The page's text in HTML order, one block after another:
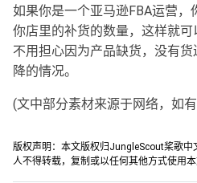
如果你是一个亚马逊FBA运营
你店里的补货的数量，这样就
不用担心因为产品缺货，没有
降的情况。
(文中部分素材来源于网络，如
版权声明：本文版权归JungleScout桨歌
人不得转载，复制或以任何其他方式使用